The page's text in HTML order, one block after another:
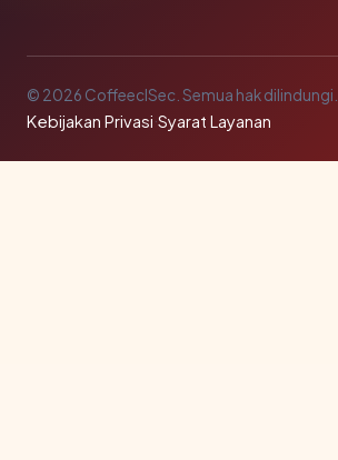
© 2026 CoffeeclSec. Semua hak dilindungi.
Kebijakan Privasi·Syarat Layanan